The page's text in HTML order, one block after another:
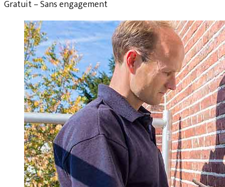
Gratuit – Sans engagement